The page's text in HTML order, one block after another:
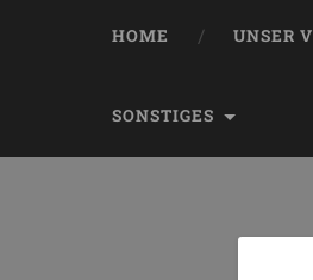
HOME UNSER
SONSTIGES